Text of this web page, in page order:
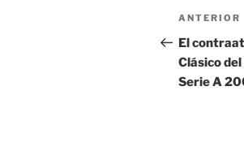
de
Entrada
anterior:
ANTERIOR
El
Clásico
Serie A